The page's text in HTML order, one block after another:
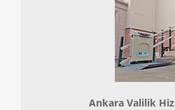
Ankara Valilik